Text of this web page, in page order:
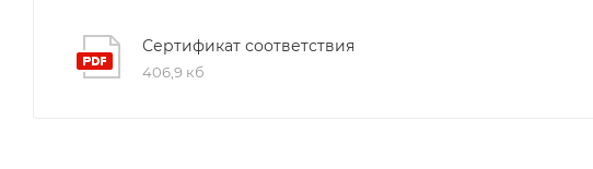
Сертификат соответствия
406,9 кб